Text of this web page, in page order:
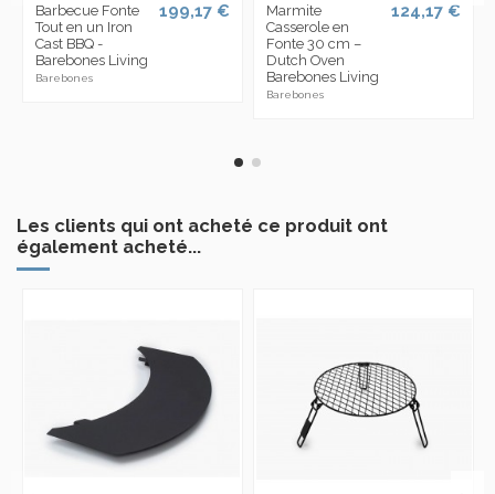
Barbecue Fonte
Tout en un Iron
Cast BBQ -
Barebones Living
Barebones
199,17 €
Marmite
Casserole en
Fonte 30 cm –
Dutch Oven
Barebones Living
Barebones
124,17 €
Les clients qui ont acheté ce produit ont
également acheté...